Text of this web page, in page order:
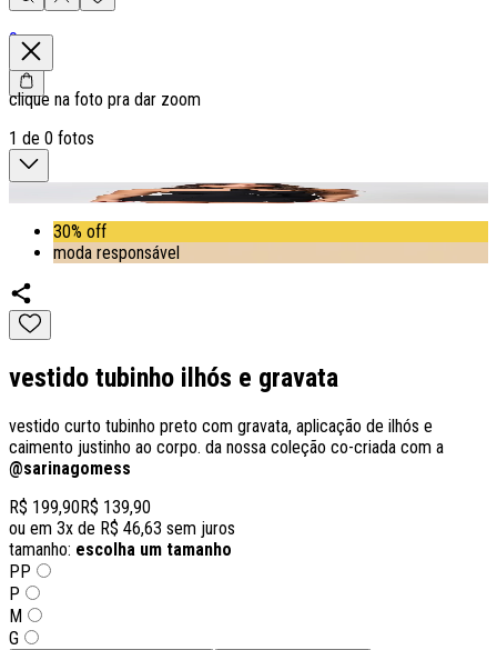
0
clique na foto pra dar zoom
1 de 0 fotos
30% off
moda responsável
vestido tubinho ilhós e gravata
vestido curto tubinho preto com gravata, aplicação de ilhós e
caimento justinho ao corpo. da nossa coleção co-criada com a
@sarinagomess
R$ 199,90R$ 139,90
ou em 3x de R$ 46,63 sem juros
tamanho: escolha um tamanho
PP
P
M
G